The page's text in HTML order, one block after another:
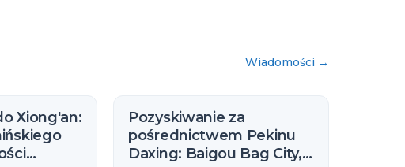
Wiadomości →
Xiong'an:
Pozyskiwanie za
pośrednictwem Pekinu
Daxing: Baigou Bag City,